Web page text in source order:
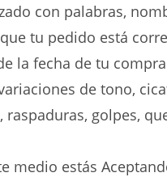
con palabras,
tu pedido está
la fecha de tu
de tono,
golpes,
medio estás